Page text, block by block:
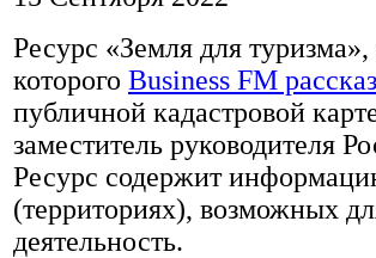
Ресурс «Земля для
которого Business FM
публичной кадастровой
заместитель руководителя
Ресурс содержит
(территориях), возможных
деятельность.